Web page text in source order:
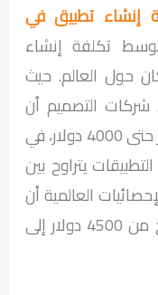
إنشاء تطبيق في
تكلفة إنشاء
حول العالم. حيث
التصميم أن
متوسط السعر يصل إلى 3400 دولار حتى 4000 دولار، في
يتراوح بين
وتؤكد الإحصائيات العالمية أن
متوسط تكلفة تطبيق معقد يتراوح من 4500 دولار إلى